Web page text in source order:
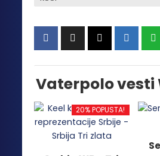
Vaterpolo vesti
20% POPUSTA!